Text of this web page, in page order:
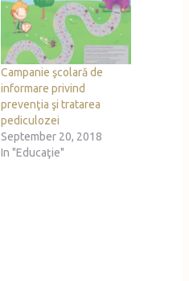
Campanie şcolară de
informare privind
prevenţia şi tratarea
pediculozei
September 20, 2018
In "Educaţie"